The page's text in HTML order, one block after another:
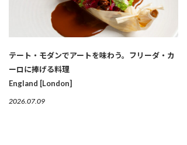
テート・モダンでアートを味わう。フリーダ・カ
ーロに捧げる料理
England [London]
2026.07.09